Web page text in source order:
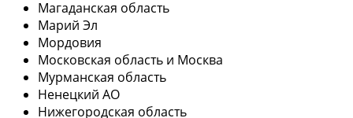
Магаданская область
Марий Эл
Мордовия
Московская область и Москва
Мурманская область
Ненецкий АО
Нижегородская область